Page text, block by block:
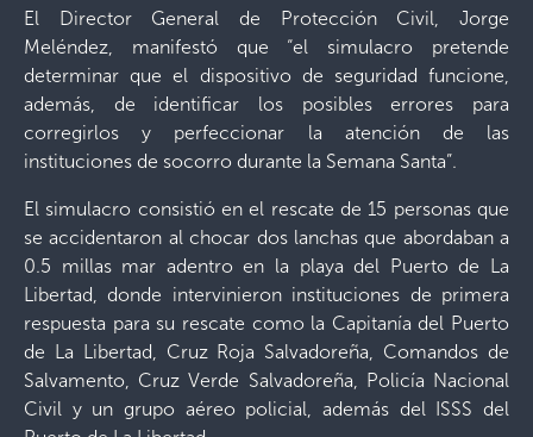
El Director General de Protección Civil, Jorge
Meléndez, manifestó que “el simulacro pretende
determinar que el dispositivo de seguridad funcione,
además, de identificar los posibles errores para
corregirlos y perfeccionar la atención de las
instituciones de socorro durante la Semana Santa”.
El simulacro consistió en el rescate de 15 personas que
se accidentaron al chocar dos lanchas que abordaban a
0.5 millas mar adentro en la playa del Puerto de La
Libertad, donde intervinieron instituciones de primera
respuesta para su rescate como la Capitanía del Puerto
de La Libertad, Cruz Roja Salvadoreña, Comandos de
Salvamento, Cruz Verde Salvadoreña, Policía Nacional
Civil y un grupo aéreo policial, además del ISSS del